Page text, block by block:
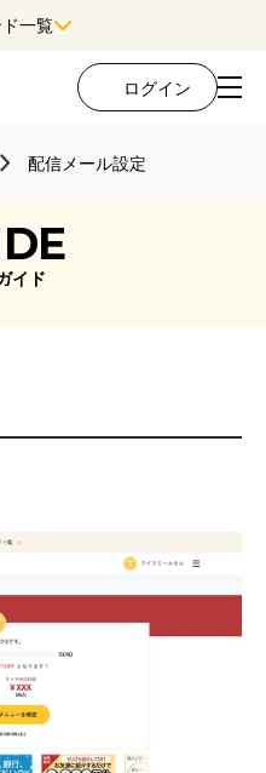
一覧
ログイン
配信メール設定
イド